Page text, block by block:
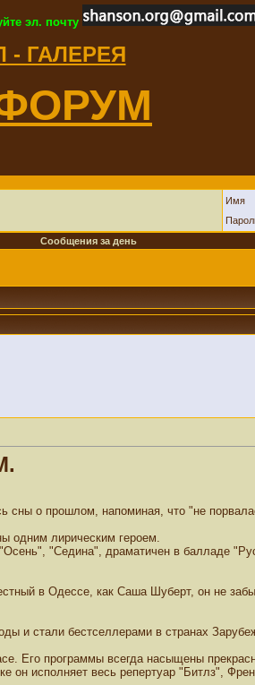
эл. почту
- ГАЛЕРЕЯ
Имя
Сообщения за день
сны о прошлом, напоминая, что "не
одним лирическим героем.
"Седина", драматичен в балладе
в Одессе, как Саша Шуберт, он не
и стали бестселлерами в странах
Его программы всегда насыщены
он исполняет весь репертуар "Битлз",